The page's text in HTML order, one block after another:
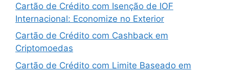
Cartão de Crédito com Isenção de IOF
Internacional: Economize no Exterior
Cartão de Crédito com Cashback em
Criptomoedas
Cartão de Crédito com Limite Baseado em